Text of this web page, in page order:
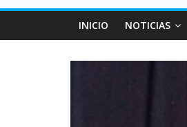
INICIO NOTICIAS